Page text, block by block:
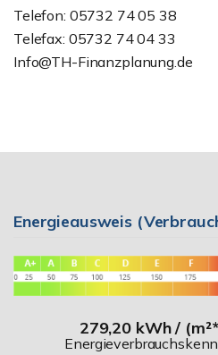
Telefon: 05732 74 05 38
Telefax: 05732 74 04 33
Info@TH-Finanzplanung.de
Energieausweis
279,20 kWh /